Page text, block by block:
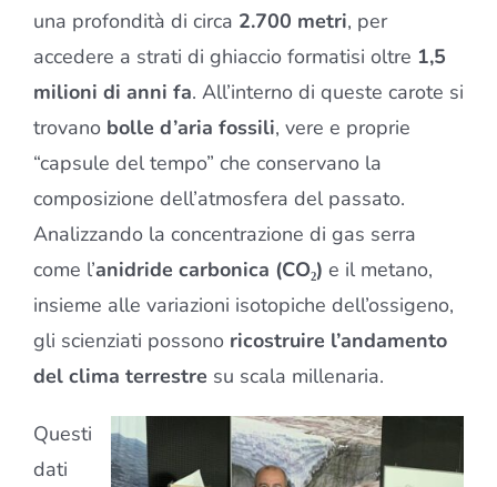
una profondità di circa 2.700 metri, per
accedere a strati di ghiaccio formatisi oltre 1,5
milioni di anni fa. All’interno di queste carote si
trovano bolle d’aria fossili, vere e proprie
“capsule del tempo” che conservano la
composizione dell’atmosfera del passato.
Analizzando la concentrazione di gas serra
come l’anidride carbonica (CO₂) e il metano,
insieme alle variazioni isotopiche dell’ossigeno,
gli scienziati possono ricostruire l’andamento
del clima terrestre su scala millenaria.
Questi
dati